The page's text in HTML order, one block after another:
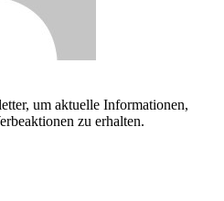
um aktuelle Informationen,
zu erhalten.